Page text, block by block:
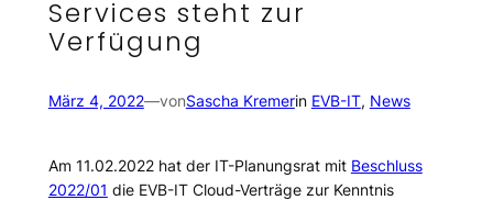
Services steht zur
Verfügung
März 4, 2022—vonSascha Kremerin EVB-IT, News
Am 11.02.2022 hat der IT-Planungsrat mit Beschluss
2022/01 die EVB-IT Cloud-Verträge zur Kenntnis